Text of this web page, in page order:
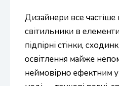
Дизайнери все
світильники в
підпірні стінки,
освітлення майже
неймовірно ефектним